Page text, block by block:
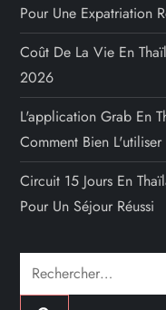
Pour Une Expatriation
Coût De La Vie En
2026
L'application Grab En
Comment Bien L'utiliser
Circuit 15 Jours En
Pour Un Séjour Réussi
Rechercher :